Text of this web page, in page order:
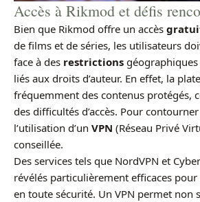
Accès à Rikmod et défis
Bien que Rikmod offre un accès
de films et de séries, les utilisateurs
face à des restrictions
liés aux droits d’auteur. En effet, la
fréquemment des contenus protégés,
des difficultés d’accès. Pour
l’utilisation d’un VPN (Réseau Privé
conseillée.
Des services tels que NordVPN et
révélés particulièrement efficaces pour
en toute sécurité. Un VPN permet non